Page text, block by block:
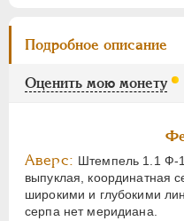
Подробное описание
Оценить мою монету
Аверс: Штемпель 1.1 Ф-
выпуклая, координатная
широкими и глубокими
серпа нет меридиана.